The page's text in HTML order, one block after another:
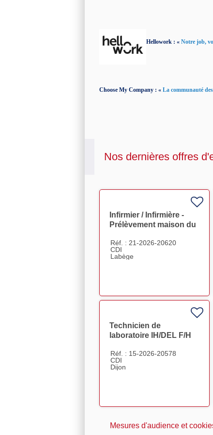
Hellowork : « Notre job,
Choose My Company : « La communauté
Nos dernières offres
Infirmier / Infirmière -
Prélèvement maison du
Réf. : 21-2026-20620
CDI
Labège
Technicien de
laboratoire IH/DEL F/H
Réf. : 15-2026-20578
CDI
Dijon
Mesures d'audience et